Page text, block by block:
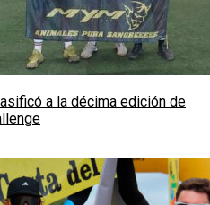
a la décima edición de